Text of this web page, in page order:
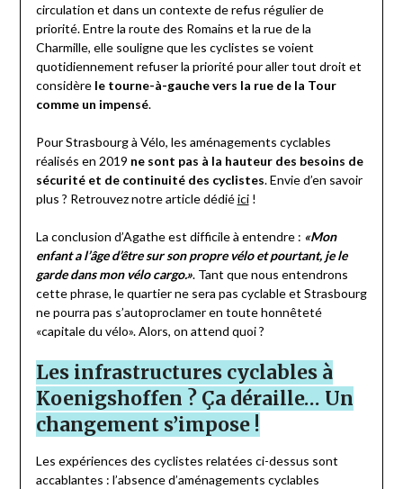
circulation et dans un contexte de refus régulier de
priorité. Entre la route des Romains et la rue de la
Charmille, elle souligne que les cyclistes se voient
quotidiennement refuser la priorité pour aller tout droit et
considère le tourne-à-gauche vers la rue de la Tour
comme un impensé.
Pour Strasbourg à Vélo, les aménagements cyclables
réalisés en 2019 ne sont pas à la hauteur des besoins de
sécurité et de continuité des cyclistes. Envie d’en savoir
plus ? Retrouvez notre article dédiéici!
La conclusion d’Agathe est difficile à entendre : «Mon
enfant a l’âge d’être sur son propre vélo et pourtant, je le
garde dans mon vélo cargo.». Tant que nous entendrons
cette phrase, le quartier ne sera pas cyclable et Strasbourg
ne pourra pas s’autoproclamer en toute honnêteté
«capitale du vélo». Alors, on attend quoi ?
Les infrastructures cyclables à
Koenigshoffen ? Ça déraille… Un
changement s’impose !
Les expériences des cyclistes relatées ci-dessus sont
accablantes : l’absence d’aménagements cyclables